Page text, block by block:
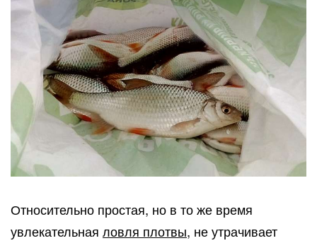
Относительно простая, но в то же время
увлекательная ловля плотвы, не утрачивает